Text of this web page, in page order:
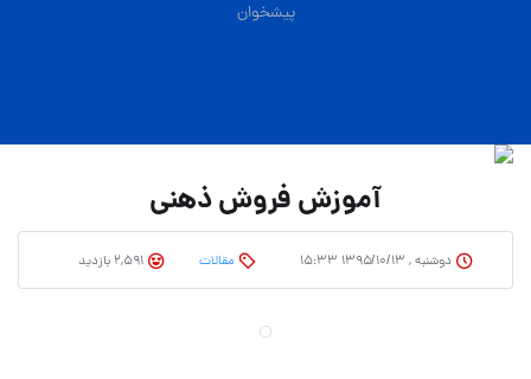
پیشخوان
آموزش فروش ذهنی
دوشنبه , ۱۳۹۵/۱۰/۱۳ ۱۵:۳۳ مقالات 2,591 بازدید